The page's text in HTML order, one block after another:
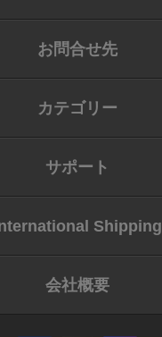
お問合せ先
カテゴリー
サポート
Shipping
会社概要